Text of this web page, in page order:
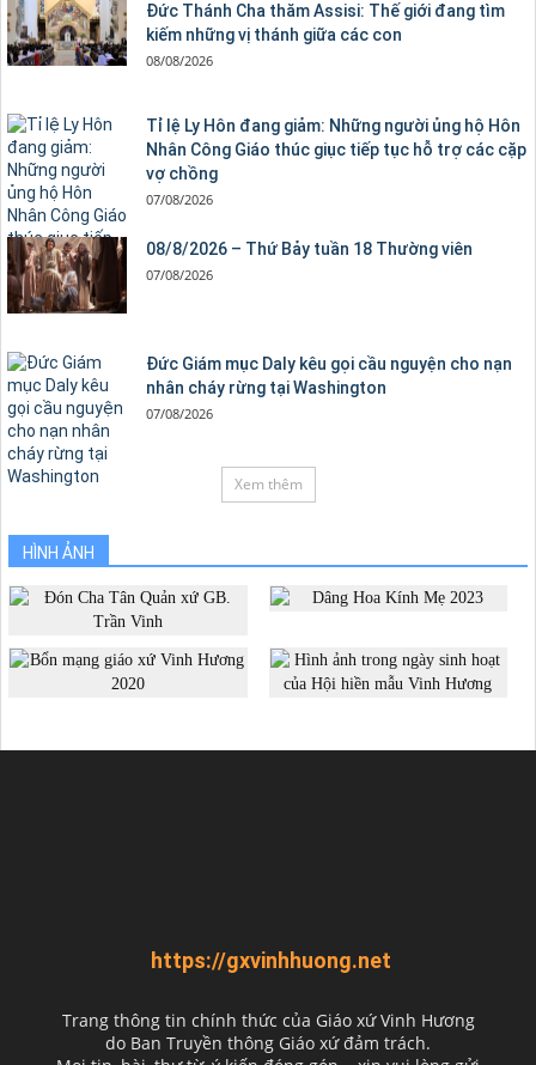
Đức Thánh Cha thăm Assisi: Thế giới đang tìm
kiếm những vị thánh giữa các con
08/08/2026
Tỉ lệ Ly Hôn đang giảm: Những người ủng hộ Hôn
Nhân Công Giáo thúc giục tiếp tục hỗ trợ các cặp
vợ chồng
07/08/2026
08/8/2026 – Thứ Bảy tuần 18 Thường viên
07/08/2026
Đức Giám mục Daly kêu gọi cầu nguyện cho nạn
nhân cháy rừng tại Washington
07/08/2026
Xem thêm
HÌNH ẢNH
https://gxvinhhuong.net
Trang thông tin chính thức của Giáo xứ Vinh Hương
do Ban Truyền thông Giáo xứ đảm trách.